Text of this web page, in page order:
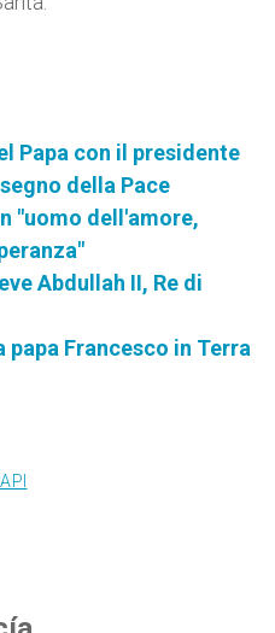
Papa con il presidente
della Pace
"uomo dell'amore,
Abdullah II, Re di
papa Francesco in Terra